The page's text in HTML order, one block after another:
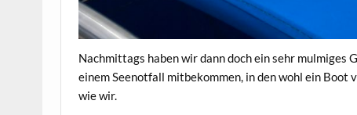
Nachmittags haben wir dann doch ein sehr mulmiges
einem Seenotfall mitbekommen, in den wohl ein Boot
wie wir.